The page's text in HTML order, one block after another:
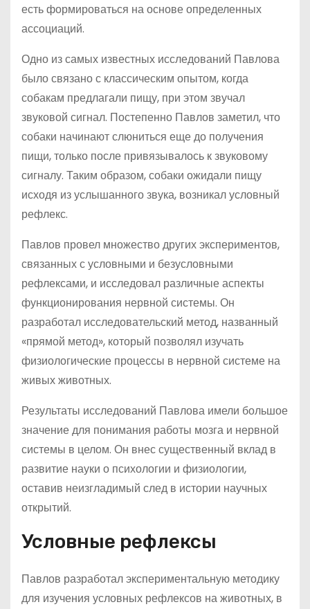
есть формироваться на основе определенных
ассоциаций.
Одно из самых известных исследований Павлова
было связано с классическим опытом, когда
собакам предлагали пищу, при этом звучал
звуковой сигнал. Постепенно Павлов заметил, что
собаки начинают слюниться еще до получения
пищи, только после привязывалось к звуковому
сигналу. Таким образом, собаки ожидали пищу
исходя из услышанного звука, возникал условный
рефлекс.
Павлов провел множество других экспериментов,
связанных с условными и безусловными
рефлексами, и исследовал различные аспекты
функционирования нервной системы. Он
разработал исследовательский метод, названный
«прямой метод», который позволял изучать
физиологические процессы в нервной системе на
живых животных.
Результаты исследований Павлова имели большое
значение для понимания работы мозга и нервной
системы в целом. Он внес существенный вклад в
развитие науки о психологии и физиологии,
оставив неизгладимый след в истории научных
открытий.
Условные рефлексы
Павлов разработал экспериментальную методику
для изучения условных рефлексов на животных, в